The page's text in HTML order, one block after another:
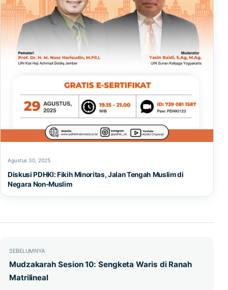
Agustus 30, 2025
Diskusi PDHKI: Fikih Minoritas, Jalan Tengah Muslim di
Negara Non-Muslim
Navigasi pos
SEBELUMNYA
Mudzakarah Sesion 10: Sengketa Waris di Ranah
Matrilineal